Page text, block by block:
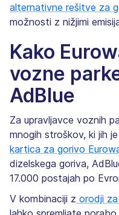
alternativne rešitve za
možnosti z nižjimi
Kako
vozne
AdBlue
Za upravljavce voznih
mnogih stroškov, ki jih
kartica za gorivo
dizelskega goriva,
17.000 postajah po
V kombinaciji z orodji